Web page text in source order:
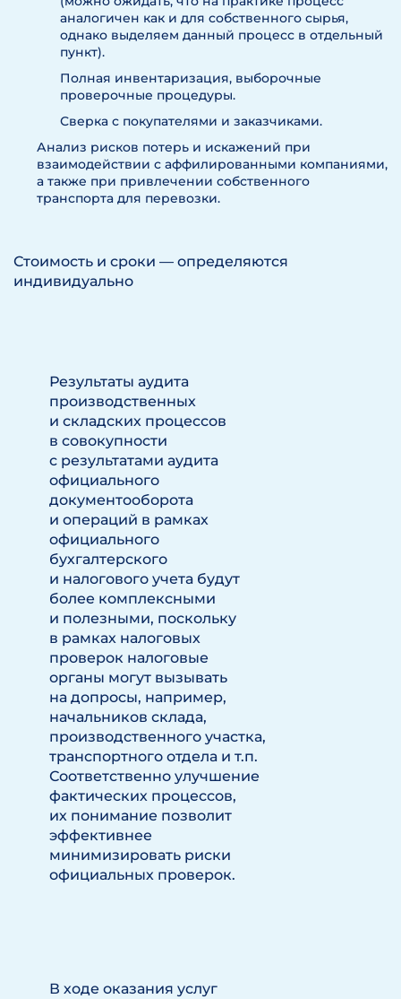
аналогичен как и для собственного сырья,
однако выделяем данный процесс в отдельный
пункт).
Полная инвентаризация, выборочные
проверочные процедуры.
Сверка с покупателями и заказчиками.
Анализ рисков потерь и искажений при
взаимодействии с аффилированными компаниями,
а также при привлечении собственного
транспорта для перевозки.
Стоимость и сроки — определяются
индивидуально
Результаты аудита
производственных
и складских процессов
в совокупности
с результатами аудита
официального
документооборота
и операций в рамках
официального
бухгалтерского
и налогового учета будут
более комплексными
и полезными, поскольку
в рамках налоговых
проверок налоговые
органы могут вызывать
на допросы, например,
начальников склада,
производственного участка,
транспортного отдела и т.п.
Соответственно улучшение
фактических процессов,
их понимание позволит
эффективнее
минимизировать риски
официальных проверок.
В ходе оказания услуг